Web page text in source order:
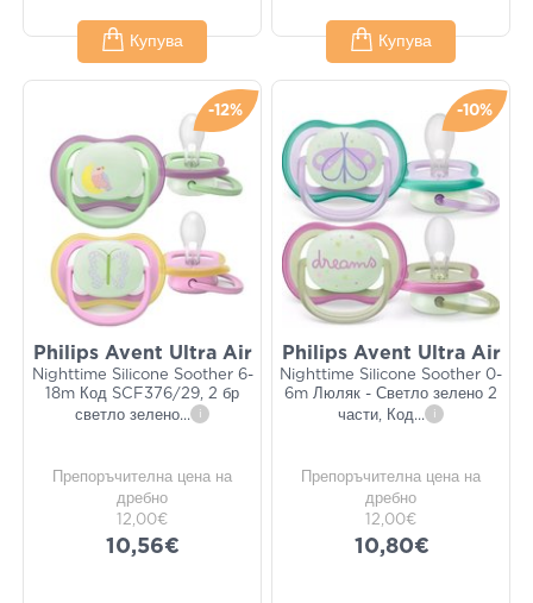
Купува Купува
-12%
Philips Avent Ultra Air
Nighttime Silicone Soother 6-
18m Код SCF376/29, 2 бр
светло зелено... i
Препоръчителна цена на
дребно
12,00€
10,56€
-10%
Philips Avent Ultra Air
Nighttime Silicone Soother 0-
6m Люляк - Светло зелено 2
части, Код... i
Препоръчителна цена на
дребно
12,00€
10,80€